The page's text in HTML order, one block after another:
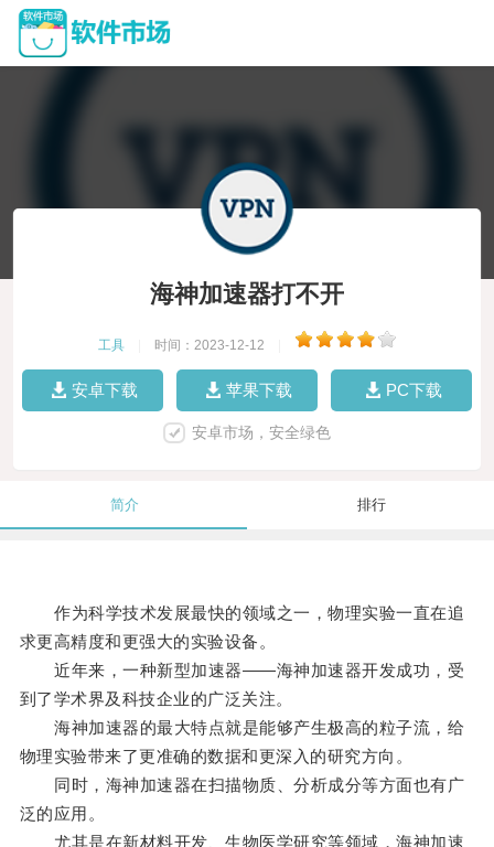
海神加速器打不开
工具 时间：2023-12-12
安卓下载 苹果下载 PC下载
安卓市场，安全绿色
简介 排行
作为科学技术发展最快的领域之一，物理实验一直在追
求更高精度和更强大的实验设备。
近年来，一种新型加速器——海神加速器开发成功，受
到了学术界及科技企业的广泛关注。
海神加速器的最大特点就是能够产生极高的粒子流，给
物理实验带来了更准确的数据和更深入的研究方向。
同时，海神加速器在扫描物质、分析成分等方面也有广
泛的应用。
尤其是在新材料开发、生物医学研究等领域，海神加速